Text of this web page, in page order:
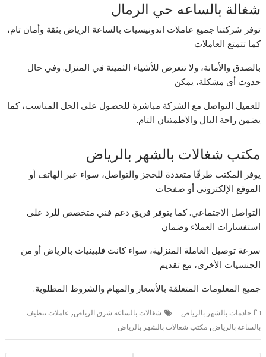
شغالة بالساعه حي الرمال
توفر شركتنا جميع عاملات اندونيسيات بالساعة الرياض بثقة وأمان تام،
كما تتمتع العاملات
بالصدق والأمانة، ولا تتعرض للأشياء الثمينة في المنزل. وفي حال
حدوث أي مشكلة، يمكن
للعميل التواصل مع الشركة مباشرة للحصول على الحل المناسب، كما
يضمن راحة البال والاطمئنان التام.
مكتب شغالات بالشهر بالرياض
يوفر المكتب طرقًا متعددة للحجز والتواصل، سواء عبر الهاتف أو
الموقع الإلكتروني أو صفحات
التواصل الاجتماعي. كما يتوفر فريق دعم فني متخصص للرد على
استفسارات العملاء وضمان
سرعة توصيل العاملة المنزلية، سواء كانت فلبينيات بالرياض أو من
الجنسيات الأخرى، مع تقديم
جميع المعلومات المتعلقة بالأسعار والمهام والشروط المطلوبة.
خادمات بالشهر بالرياض شغالات بالساعه شرق الرياض, عاملات تنظيف
بالساعة بالرياض,مكتب شغالات بالشهر بالرياض